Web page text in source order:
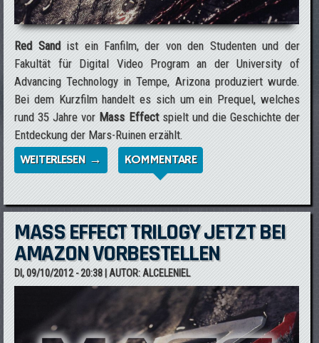
Red Sandist ein Fanfilm, der von den Studenten und der
Fakultät für Digital Video Program an der University of
Advancing Technology in Tempe, Arizona produziert wurde.
Bei dem Kurzfilm handelt es sich um ein Prequel, welches
rund 35 Jahre vor Mass Effectspielt und die Geschichte der
Entdeckung der Mars-Ruinen erzählt.
WEITERLESEN → ÜBER RED SAND: EIN MASS EFFECT-
FANFILM
KOMMENTARE
MASS EFFECT TRILOGY JETZT BEI
AMAZON VORBESTELLEN
DI, 09/10/2012 - 20:38| AUTOR:ALCELENIEL